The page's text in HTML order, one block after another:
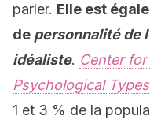
parler. Elle est
de personnalité de
idéaliste. Center
Psychological Types
1 et 3 % de la